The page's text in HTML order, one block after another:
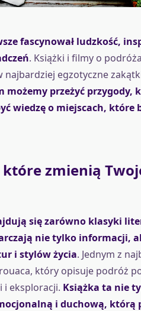
fascynował ludzkość,
. Książki i filmy o
egzotyczne
możemy przeżyć przygody,
wiedzę o miejscach, które
zmienią
się zarówno klasyki
nie tylko informacji,
i stylów życia. Jednym z
który opisuje podróż
i eksploracji. Książka ta nie
i duchową, którą